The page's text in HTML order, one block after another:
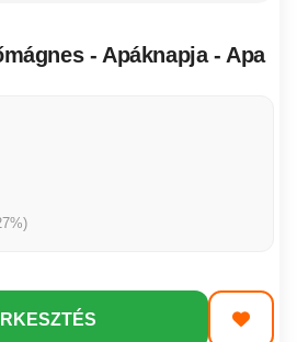
- Apáknapja - Apa